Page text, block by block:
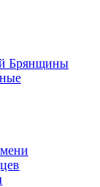
Брянщины